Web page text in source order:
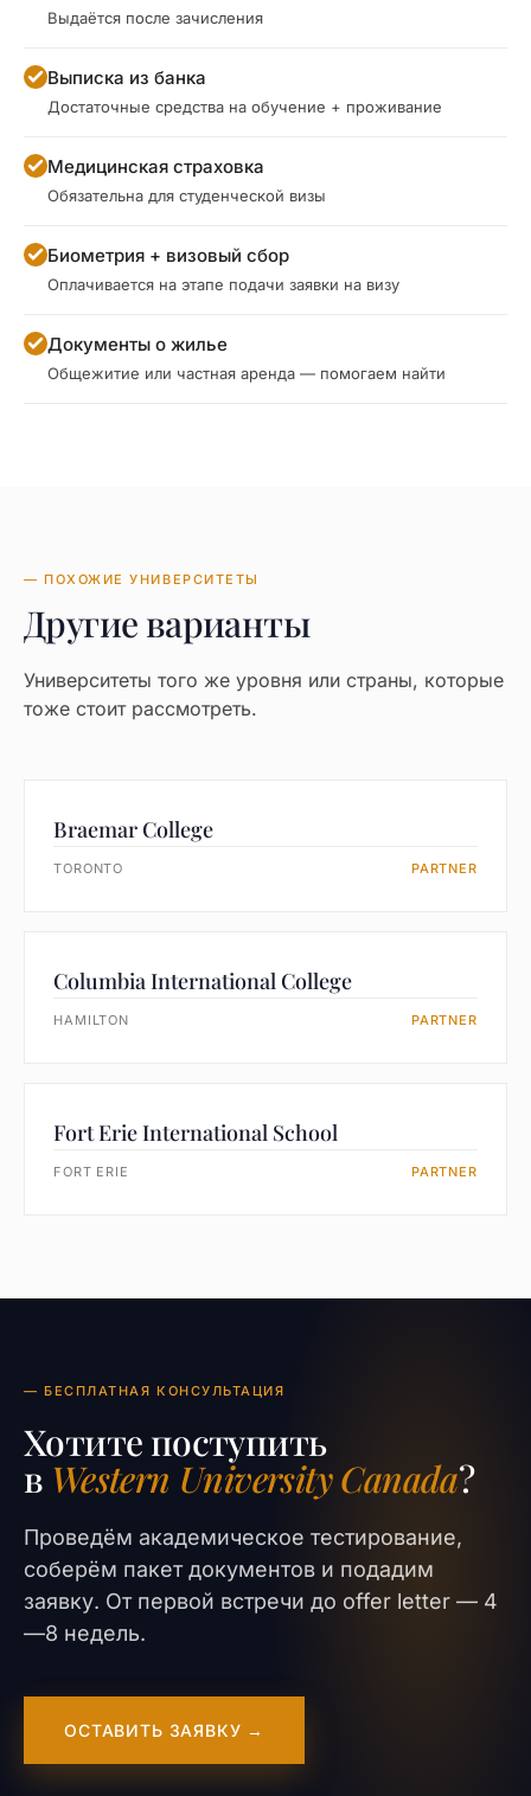
Выдаётся после зачисления
Выписка из банка
Достаточные средства на обучение + проживание
Медицинская страховка
Обязательна для студенческой визы
Биометрия + визовый сбор
Оплачивается на этапе подачи заявки на визу
Документы о жилье
Общежитие или частная аренда — помогаем найти
— ПОХОЖИЕ УНИВЕРСИТЕТЫ
Другие варианты
Университеты того же уровня или страны, которые
тоже стоит рассмотреть.
Braemar College
TORONTO PARTNER
Columbia International College
HAMILTON PARTNER
Fort Erie International School
FORT ERIE PARTNER
— БЕСПЛАТНАЯ КОНСУЛЬТАЦИЯ
Хотите поступить
в Western University Canada?
Проведём академическое тестирование,
соберём пакет документов и подадим
заявку. От первой встречи до offer letter — 4
—8 недель.
ОСТАВИТЬ ЗАЯВКУ →